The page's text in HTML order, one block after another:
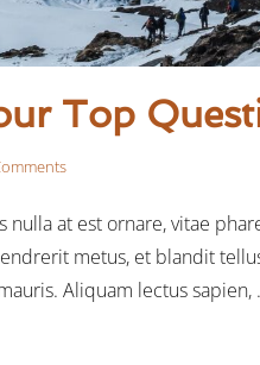
Top
nulla at est ornare, vitae
metus, et blandit
Aliquam lectus sapien,